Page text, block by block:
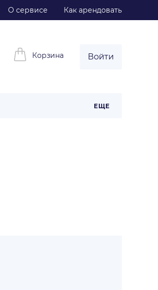
О сервисе Как арендовать
Корзина Войти
ЕЩЕ